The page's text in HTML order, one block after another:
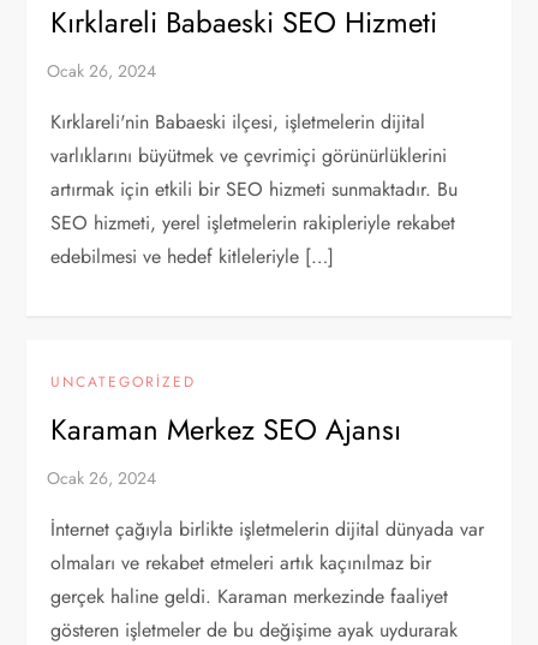
Kırklareli Babaeski SEO Hizmeti
Kırklareli'nin Babaeski ilçesi, işletmelerin dijital
varlıklarını büyütmek ve çevrimiçi görünürlüklerini
artırmak için etkili bir SEO hizmeti sunmaktadır. Bu
SEO hizmeti, yerel işletmelerin rakipleriyle rekabet
edebilmesi ve hedef kitleleriyle […]
UNCATEGORIZED
Karaman Merkez SEO Ajansı
İnternet çağıyla birlikte işletmelerin dijital dünyada var
olmaları ve rekabet etmeleri artık kaçınılmaz bir
gerçek haline geldi. Karaman merkezinde faaliyet
gösteren işletmeler de bu değişime ayak uydurarak